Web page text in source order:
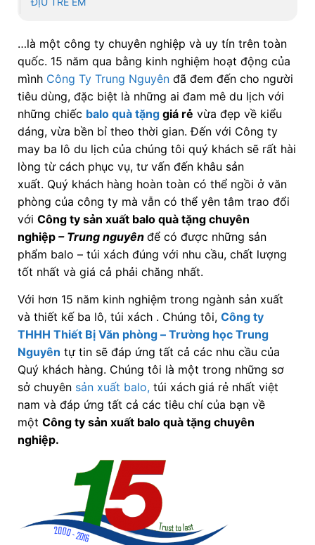
…là một công ty chuyên nghiệp và uy tín trên toàn
quốc. 15 năm qua bằng kinh nghiệm hoạt động của
mình Công Ty Trung Nguyênđã đem đến cho người
tiêu dùng, đặc biệt là những ai đam mê du lịch với
những chiếc balo quà tặnggiá rẻ vừa đẹp về kiểu
dáng, vừa bền bỉ theo thời gian. Đến với Công ty
may ba lô du lịch của chúng tôi quý khách sẽ rất hài
lòng từ cách phục vụ, tư vấn đến khâu sản
xuất. Quý khách hàng hoàn toàn có thể ngồi ở văn
phòng của công ty mà vẫn có thể yên tâm trao đổi
với Công ty sản xuất balo quà tặng chuyên
nghiệp– Trung nguyên để có được những sản
phẩm balo – túi xách đúng với nhu cầu, chất lượng
tốt nhất và giá cả phải chăng nhất.
Với hơn 15 năm kinh nghiệm trong ngành sản xuất
và thiết kế ba lô, túi xách . Chúng tôi, Công ty
THHH Thiết Bị Văn phòng – Trường học Trung
Nguyên tự tin sẽ đáp ứng tất cả các nhu cầu của
Quý khách hàng. Chúng tôi là một trong những sơ
sở chuyên sản xuất balo, túi xách giá rẻ nhất việt
nam và đáp ứng tất cả các tiêu chí của bạn về
một Công ty sản xuất balo quà tặng chuyên
nghiệp.